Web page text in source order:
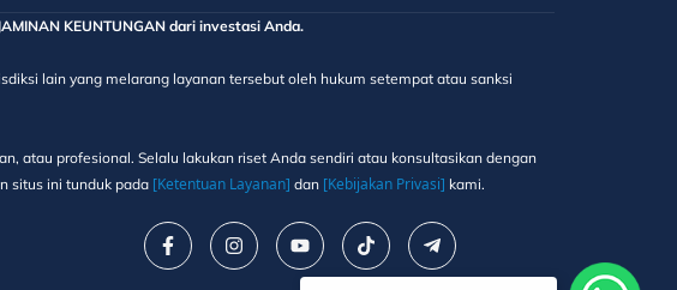
KEUNTUNGAN dari investasi Anda.
lain yang melarang layanan tersebut oleh hukum setempat atau sanksi
atau profesional. Selalu lakukan riset Anda sendiri atau konsultasikan dengan
situs ini tunduk pada [Ketentuan Layanan] dan [Kebijakan Privasi] kami.